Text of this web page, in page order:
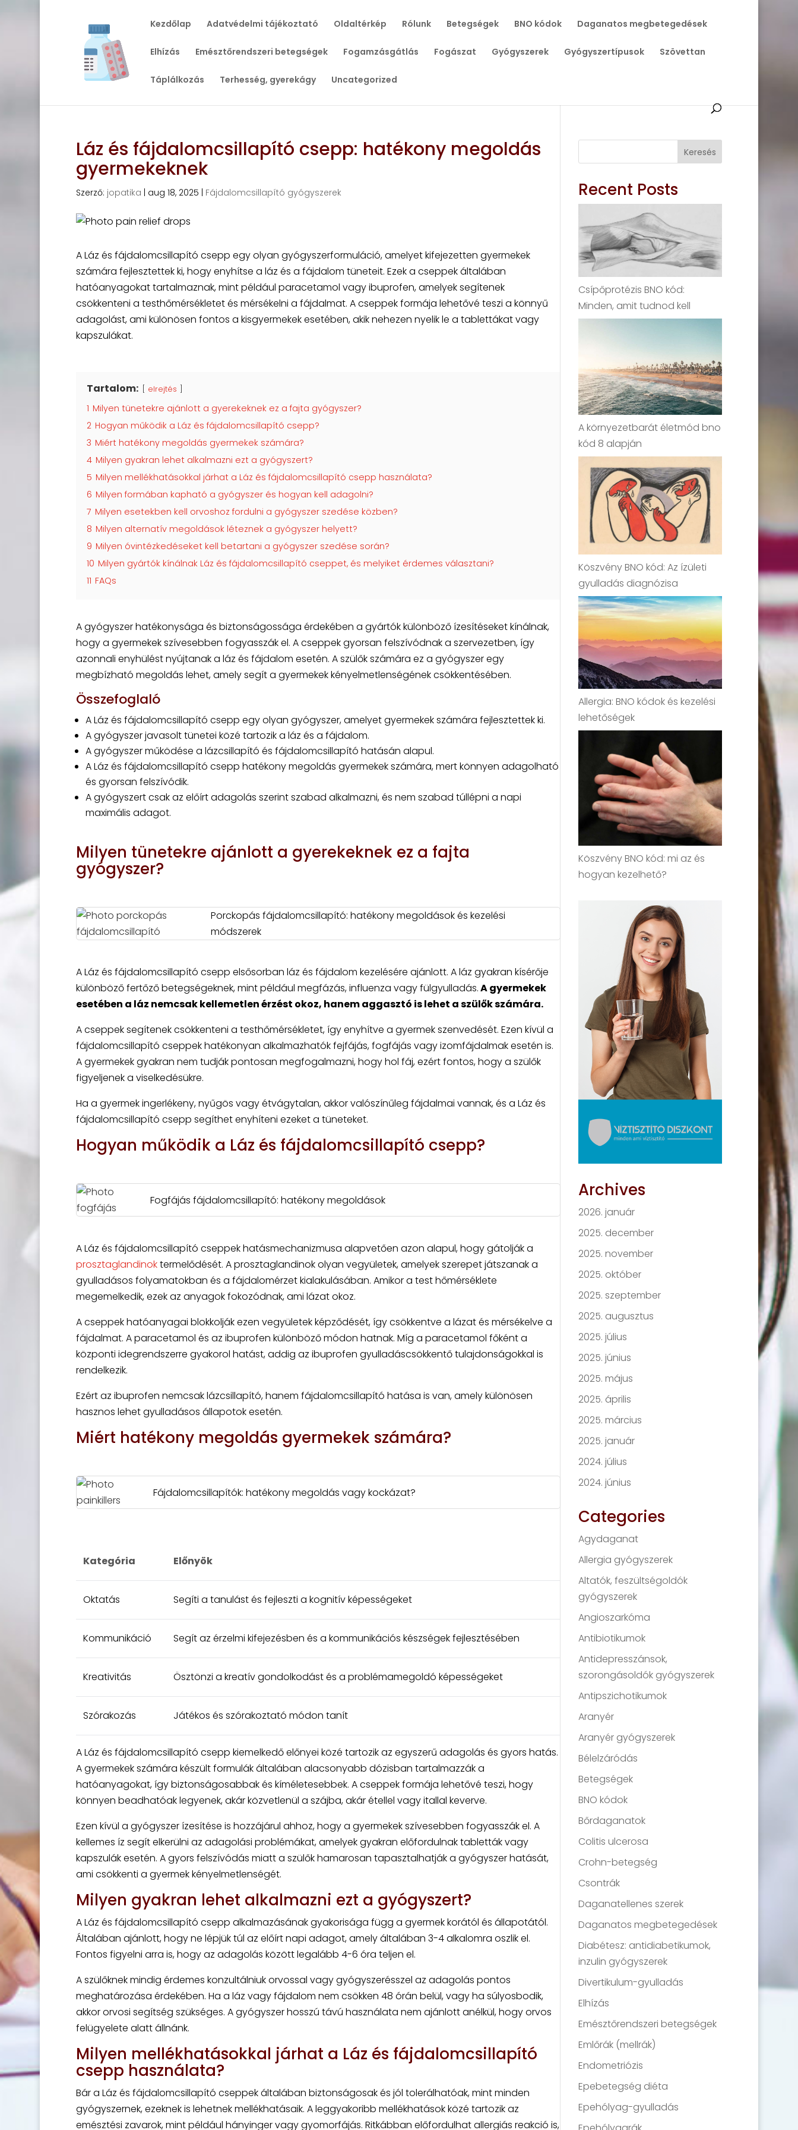
Kezdőlap Adatvédelmi tájékoztató Oldaltérkép Rólunk Betegségek BNO kódok Daganatos megbetegedések
Elhízás Emésztőrendszeri betegségek Fogamzásgátlás Fogászat Gyógyszerek Gyógyszertípusok Szövettan
Táplálkozás Terhesség, gyerekágy Uncategorized
Láz és fájdalomcsillapító csepp: hatékony megoldás
gyermekeknek
Szerző: jopatika aug 18, 2025 Fájdalomcsillapító gyógyszerek
A Láz és fájdalomcsillapító csepp egy olyan gyógyszerformuláció, amelyet kifejezetten gyermekek
számára fejlesztettek ki, hogy enyhítse a láz és a fájdalom tüneteit. Ezek a cseppek általában
hatóanyagokat tartalmaznak, mint például paracetamol vagy ibuprofen, amelyek segítenek
csökkenteni a testhőmérsékletet és mérsékelni a fájdalmat. A cseppek formája lehetővé teszi a könnyű
adagolást, ami különösen fontos a kisgyermekek esetében, akik nehezen nyelik le a tablettákat vagy
kapszulákat.
Tartalom: elrejtés
1 Milyen tünetekre ajánlott a gyerekeknek ez a fajta gyógyszer?
2 Hogyan működik a Láz és fájdalomcsillapító csepp?
3 Miért hatékony megoldás gyermekek számára?
4 Milyen gyakran lehet alkalmazni ezt a gyógyszert?
5 Milyen mellékhatásokkal járhat a Láz és fájdalomcsillapító csepp használata?
6 Milyen formában kapható a gyógyszer és hogyan kell adagolni?
7 Milyen esetekben kell orvoshoz fordulni a gyógyszer szedése közben?
8 Milyen alternatív megoldások léteznek a gyógyszer helyett?
9 Milyen óvintézkedéseket kell betartani a gyógyszer szedése során?
10 Milyen gyártók kínálnak Láz és fájdalomcsillapító cseppet, és melyiket érdemes választani?
11 FAQs
A gyógyszer hatékonysága és biztonságossága érdekében a gyártók különböző ízesítéseket kínálnak,
hogy a gyermekek szívesebben fogyasszák el. A cseppek gyorsan felszívódnak a szervezetben, így
azonnali enyhülést nyújtanak a láz és fájdalom esetén. A szülők számára ez a gyógyszer egy
megbízható megoldás lehet, amely segít a gyermekek kényelmetlenségének csökkentésében.
Összefoglaló
A Láz és fájdalomcsillapító csepp egy olyan gyógyszer, amelyet gyermekek számára fejlesztettek ki.
A gyógyszer javasolt tünetei közé tartozik a láz és a fájdalom.
A gyógyszer működése a lázcsillapító és fájdalomcsillapító hatásán alapul.
A Láz és fájdalomcsillapító csepp hatékony megoldás gyermekek számára, mert könnyen adagolható
és gyorsan felszívódik.
A gyógyszert csak az előírt adagolás szerint szabad alkalmazni, és nem szabad túllépni a napi
maximális adagot.
Milyen tünetekre ajánlott a gyerekeknek ez a fajta
gyógyszer?
Porckopás fájdalomcsillapító: hatékony megoldások és kezelési
módszerek
A Láz és fájdalomcsillapító csepp elsősorban láz és fájdalom kezelésére ajánlott. A láz gyakran kísérője
különböző fertőző betegségeknek, mint például megfázás, influenza vagy fülgyulladás.A gyermekek
esetében a láz nemcsak kellemetlen érzést okoz, hanem aggasztó is lehet a szülők számára.
A cseppek segítenek csökkenteni a testhőmérsékletet, így enyhítve a gyermek szenvedését. Ezen kívül a
fájdalomcsillapító cseppek hatékonyan alkalmazhatók fejfájás, fogfájás vagy izomfájdalmak esetén is.
A gyermekek gyakran nem tudják pontosan megfogalmazni, hogy hol fáj, ezért fontos, hogy a szülők
figyeljenek a viselkedésükre.
Ha a gyermek ingerlékeny, nyűgös vagy étvágytalan, akkor valószínűleg fájdalmai vannak, és a Láz és
fájdalomcsillapító csepp segíthet enyhíteni ezeket a tüneteket.
Hogyan működik a Láz és fájdalomcsillapító csepp?
Fogfájás fájdalomcsillapító: hatékony megoldások
A Láz és fájdalomcsillapító cseppek hatásmechanizmusa alapvetően azon alapul, hogy gátolják a
prosztaglandinoktermelődését. A prosztaglandinok olyan vegyületek, amelyek szerepet játszanak a
gyulladásos folyamatokban és a fájdalomérzet kialakulásában. Amikor a test hőmérséklete
megemelkedik, ezek az anyagok fokozódnak, ami lázat okoz.
A cseppek hatóanyagai blokkolják ezen vegyületek képződését, így csökkentve a lázat és mérsékelve a
fájdalmat. A paracetamol és az ibuprofen különböző módon hatnak. Míg a paracetamol főként a
központi idegrendszerre gyakorol hatást, addig az ibuprofen gyulladáscsökkentő tulajdonságokkal is
rendelkezik.
Ezért az ibuprofen nemcsak lázcsillapító, hanem fájdalomcsillapító hatása is van, amely különösen
hasznos lehet gyulladásos állapotok esetén.
Miért hatékony megoldás gyermekek számára?
Fájdalomcsillapítók: hatékony megoldás vagy kockázat?
Kategória Előnyök
Oktatás Segíti a tanulást és fejleszti a kognitív képességeket
Kommunikáció Segít az érzelmi kifejezésben és a kommunikációs készségek fejlesztésében
Kreativitás Ösztönzi a kreatív gondolkodást és a problémamegoldó képességeket
Szórakozás Játékos és szórakoztató módon tanít
A Láz és fájdalomcsillapító csepp kiemelkedő előnyei közé tartozik az egyszerű adagolás és gyors hatás.
A gyermekek számára készült formulák általában alacsonyabb dózisban tartalmazzák a
hatóanyagokat, így biztonságosabbak és kíméletesebbek. A cseppek formája lehetővé teszi, hogy
könnyen beadhatóak legyenek, akár közvetlenül a szájba, akár étellel vagy itallal keverve.
Ezen kívül a gyógyszer ízesítése is hozzájárul ahhoz, hogy a gyermekek szívesebben fogyasszák el. A
kellemes íz segít elkerülni az adagolási problémákat, amelyek gyakran előfordulnak tabletták vagy
kapszulák esetén. A gyors felszívódás miatt a szülők hamarosan tapasztalhatják a gyógyszer hatását,
ami csökkenti a gyermek kényelmetlenségét.
Milyen gyakran lehet alkalmazni ezt a gyógyszert?
A Láz és fájdalomcsillapító csepp alkalmazásának gyakorisága függ a gyermek korától és állapotától.
Általában ajánlott, hogy ne lépjük túl az előírt napi adagot, amely általában 3-4 alkalomra oszlik el.
Fontos figyelni arra is, hogy az adagolás között legalább 4-6 óra teljen el.
A szülőknek mindig érdemes konzultálniuk orvossal vagy gyógyszerésszel az adagolás pontos
meghatározása érdekében. Ha a láz vagy fájdalom nem csökken 48 órán belül, vagy ha súlyosbodik,
akkor orvosi segítség szükséges. A gyógyszer hosszú távú használata nem ajánlott anélkül, hogy orvos
felügyelete alatt állnánk.
Milyen mellékhatásokkal járhat a Láz és fájdalomcsillapító
csepp használata?
Bár a Láz és fájdalomcsillapító cseppek általában biztonságosak és jól tolerálhatóak, mint minden
gyógyszernek, ezeknek is lehetnek mellékhatásaik. A leggyakoribb mellékhatások közé tartozik az
emésztési zavarok, mint például hányinger vagy gyomorfájás. Ritkábban előfordulhat allergiás reakció is,
Keresés
Recent Posts
Csípőprotézis BNO kód:
Minden, amit tudnod kell
A környezetbarát életmód bno
kód 8 alapján
Köszvény BNO kód: Az ízületi
gyulladás diagnózisa
Allergia: BNO kódok és kezelési
lehetőségek
Köszvény BNO kód: mi az és
hogyan kezelhető?
Archives
2026. január
2025. december
2025. november
2025. október
2025. szeptember
2025. augusztus
2025. július
2025. június
2025. május
2025. április
2025. március
2025. január
2024. július
2024. június
Categories
Agydaganat
Allergia gyógyszerek
Altatók, feszültségoldók
gyógyszerek
Angioszarkóma
Antibiotikumok
Antidepresszánsok,
szorongásoldók gyógyszerek
Antipszichotikumok
Aranyér
Aranyér gyógyszerek
Bélelzáródás
Betegségek
BNO kódok
Bőrdaganatok
Colitis ulcerosa
Crohn-betegség
Csontrák
Daganatellenes szerek
Daganatos megbetegedések
Diabétesz: antidiabetikumok,
inzulin gyógyszerek
Divertikulum-gyulladás
Elhízás
Emésztőrendszeri betegségek
Emlőrák (mellrák)
Endometriózis
Epebetegség diéta
Epehólyag-gyulladás